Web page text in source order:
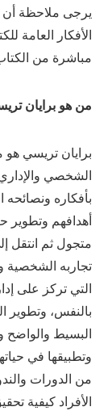
يرجى ملاحظة أن
الأفكار العامة
مباشرة من
من هو برايان
برايان تريسي
بأفكاره
أهدافهم وتطوير
متجول ثم انتقل
تجاربه الشخصية
التي تركز على
بالنفس، وتطوير
البسيط والواضح
وتطبيقها في
من الدورات
الأفراد كيفية